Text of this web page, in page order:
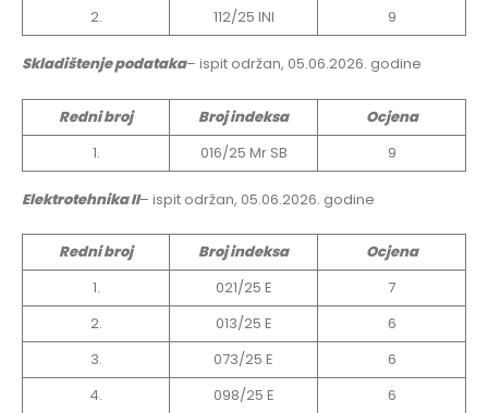
2. 112/25 INI 9
Skladištenje podataka– ispit održan, 05.06.2026. godine
Redni broj Broj indeksa
Ocjena
1.
016/25 Mr SB 9
Elektrotehnika II– ispit održan, 05.06.2026. godine
Redni broj Broj indeksa
Ocjena
1.
021/25 E
7
2.
013/25 E
6
3.
073/25 E
6
4.
098/25 E
6